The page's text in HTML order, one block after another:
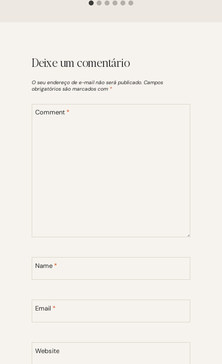
Deixe um comentário
O seu endereço de e-mail não será publicado. Campos
obrigatórios são marcados com *
Comment *
Name *
Email *
Website